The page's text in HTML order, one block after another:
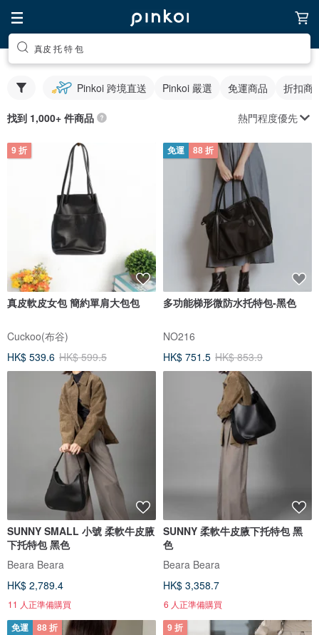
真皮 托 特 包
Pinkoi 跨境直送 Pinkoi 嚴選 免運商品 折扣商
找到 1,000+ 件商品 熱門程度優先
9 折
真皮軟皮女包 簡約單肩大包包
Cuckoo(布谷)
HK$ 539.6 HK$ 599.5
免運 88 折
多功能梯形微防水托特包-黑色
NO216
HK$ 751.5 HK$ 853.9
SUNNY SMALL 小號 柔軟牛皮腋
下托特包 黑色
Beara Beara
HK$ 2,789.4
11 人正準備購買
SUNNY 柔軟牛皮腋下托特包 黑
色
Beara Beara
HK$ 3,358.7
6 人正準備購買
免運 88 折 9 折